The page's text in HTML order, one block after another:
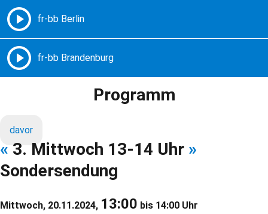
Freie Radios – Berlin Brandenburg
Programm
davor
« 3. Mittwoch 13-14 Uhr »
Sondersendung
Mittwoch, 20.11.2024, 13:00 bis 14:00 Uhr